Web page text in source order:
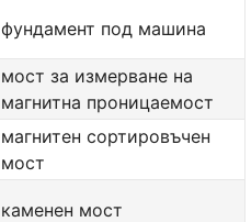
фундамент под машина
мост за измерване на
магнитна проницаемост
магнитен сортировъчен
мост
каменен мост